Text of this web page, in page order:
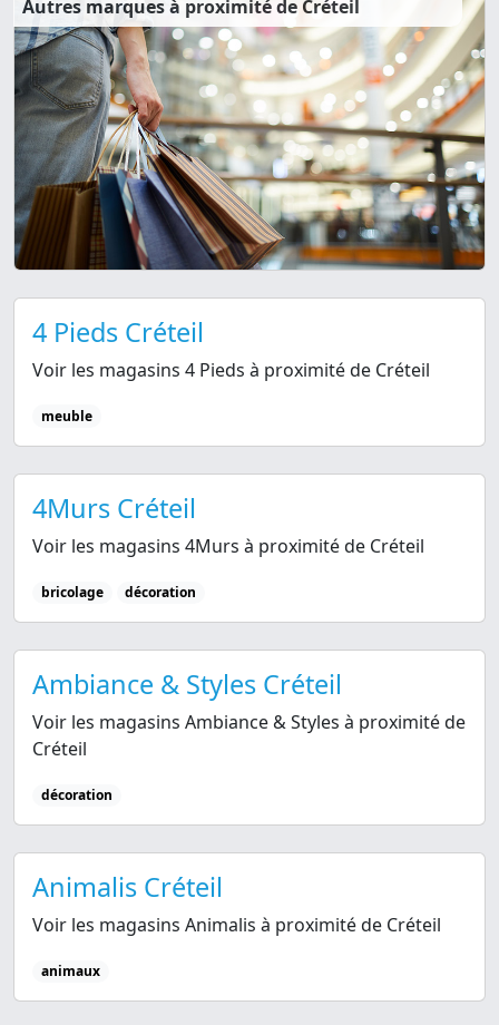
Autres marques à proximité de Créteil
4 Pieds Créteil
Voir les magasins 4 Pieds à proximité de Créteil
meuble
4Murs Créteil
Voir les magasins 4Murs à proximité de Créteil
bricolage décoration
Ambiance & Styles Créteil
Voir les magasins Ambiance & Styles à proximité de
Créteil
décoration
Animalis Créteil
Voir les magasins Animalis à proximité de Créteil
animaux